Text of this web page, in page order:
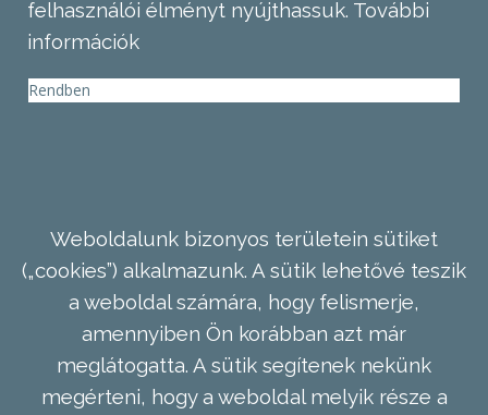
felhasználói élményt nyújthassuk. További
információk
Rendben
Weboldalunk bizonyos területein sütiket
(„cookies”) alkalmazunk. A sütik lehetővé teszik
a weboldal számára, hogy felismerje,
amennyiben Ön korábban azt már
meglátogatta. A sütik segítenek nekünk
megérteni, hogy a weboldal melyik része a